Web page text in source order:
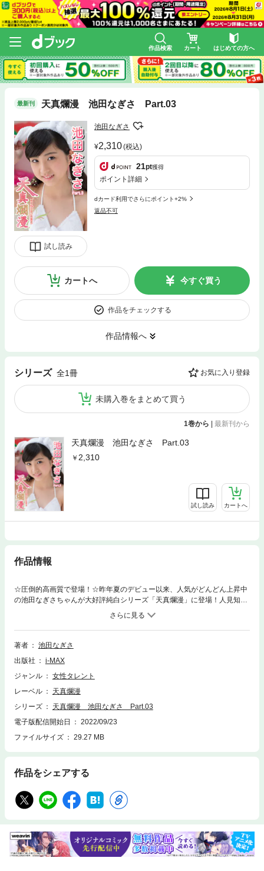
作品検索 カート はじめての方へ
最新刊 天真爛漫 池田なぎさ Part.03
試し読み
池田なぎさ
2,310(税込)
21pt獲得
ポイント詳細
dカード利用でさらにポイント+2%
返品不可
カートへ 今すぐ買う
作品をチェックする
作品情報へ
シリーズ 全1冊 お気に入り登録
未購入巻をまとめて買う
1巻から 最新刊から
天真爛漫 池田なぎさ Part.03
2,310
試し読み カートへ
作品情報
☆圧倒的高画質で登場！☆昨年夏のデビュー以来、人気がどんどん上昇中
の池田なぎさちゃんが大好評純白シリーズ「天真爛漫」に登場！人見知り
でおとなしいなぎさちゃんの佇まいと純白の衣装がピッタリ合います。な
ぎさちゃんの美少女感が際立つ天真爛漫、今作も注目の写真集です！池田
なぎさ「天真爛漫」シリーズ第3弾（Ver.2）出演：池田なぎさ収録ペー
ジ：126ページ収録衣装：体操服（ブルマ）・レオタード・部屋着・コス
著者
池田なぎさ
出版社
i-MAX
ジャンル
女性タレント
レーベル
天真爛漫
シリーズ
天真爛漫 池田なぎさ Part.03
電子版配信開始日
2022/09/23
ファイルサイズ
29.27 MB
作品をシェアする